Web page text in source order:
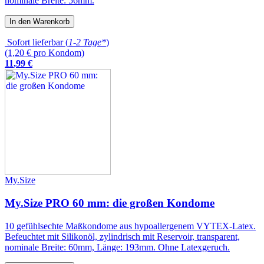
In den Warenkorb
Sofort lieferbar (1-2 Tage*)
(1,20 € pro Kondom)
11,99 €
My.Size
My.Size PRO 60 mm: die großen Kondome
10 gefühlsechte Maßkondome aus hypoallergenem VYTEX-Latex.
Befeuchtet mit Silikonöl, zylindrisch mit Reservoir, transparent,
nominale Breite: 60mm, Länge: 193mm. Ohne Latexgeruch.